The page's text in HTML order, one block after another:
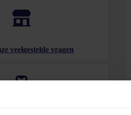
veelgestelde vragen